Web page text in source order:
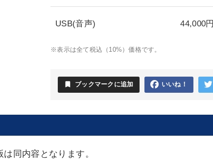
USB(音声) 44,000円
※表示は全て税込（10%）価格です。
bookmark ブックマークに追加 いいね！
同内容となります。